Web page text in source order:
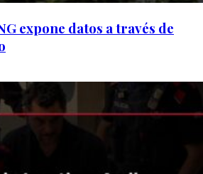
expone datos a través de